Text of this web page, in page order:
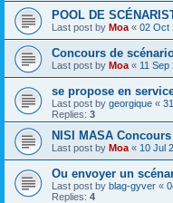
POOL DE
Last post by Moa « 02 Oct
Concours de
Last post by Moa « 11 Sep
se propose en
Last post by georgique «
Replies: 3
NISI MASA
Last post by Moa « 10 Jul
Ou envoyer un
Last post by blag-gyver «
Replies: 4